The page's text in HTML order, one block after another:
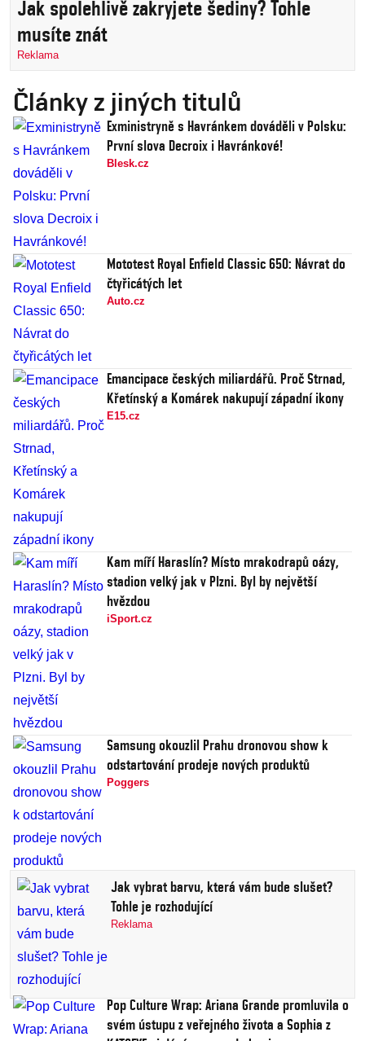
Jak spolehlivě zakryjete šediny? Tohle
musíte znát
Reklama
Články z jiných titulů
Exministryně s Havránkem dováděli v Polsku:
První slova Decroix i Havránkové!
Blesk.cz
Mototest Royal Enfield Classic 650: Návrat do
čtyřicátých let
Auto.cz
Emancipace českých miliardářů. Proč Strnad,
Křetínský a Komárek nakupují západní ikony
E15.cz
Kam míří Haraslín? Místo mrakodrapů oázy,
stadion velký jak v Plzni. Byl by největší
hvězdou
iSport.cz
Samsung okouzlil Prahu dronovou show k
odstartování prodeje nových produktů
Poggers
Jak vybrat barvu, která vám bude slušet?
Tohle je rozhodující
Reklama
Pop Culture Wrap: Ariana Grande promluvila o
svém ústupu z veřejného života a Sophia z